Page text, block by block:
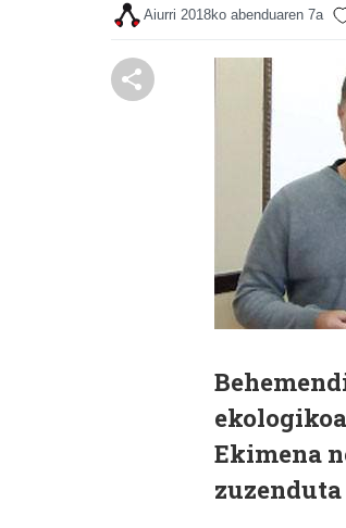
Aiurri 2018ko abenduaren 7a
Ekimena
zuzenduta